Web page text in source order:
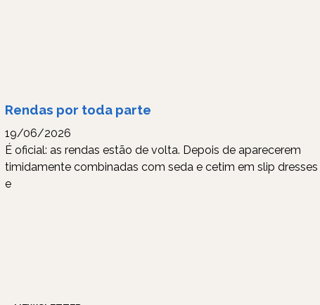
Rendas por toda parte
19/06/2026
É oficial: as rendas estão de volta. Depois de aparecerem
timidamente combinadas com seda e cetim em slip dresses
e